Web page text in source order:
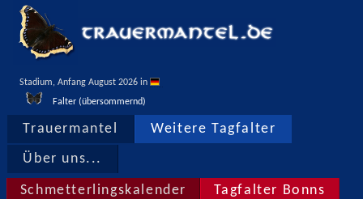
Stadium, Anfang August 2026 in
Falter (übersommernd)
Trauermantel Weitere Tagfalter
Über uns...
Schmetterlingskalender Tagfalter Bonns